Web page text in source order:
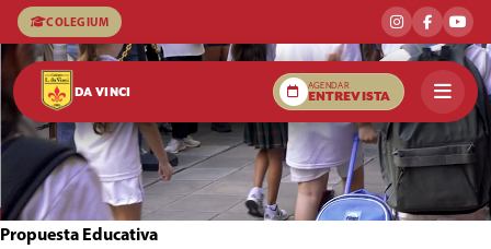
COLEGIUM
DA VINCI AGENDAR
ENTREVISTA
Propuesta Educativa